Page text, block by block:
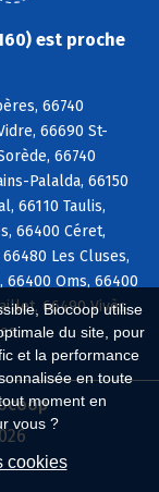
Biocoop utilise
du site, pour
et la performance
en toute
moment en
vous ?
cookies
est proche
66740
66690 St-
66740
Palalda, 66150
66110 Taulis,
66400 Céret,
Les Cluses,
Oms, 66400
66490 Vivès,